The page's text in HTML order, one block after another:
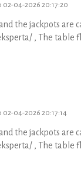
02-04-2026 20:17:20
the jackpots
, The table
02-04-2026 20:17:14
the jackpots
, The table